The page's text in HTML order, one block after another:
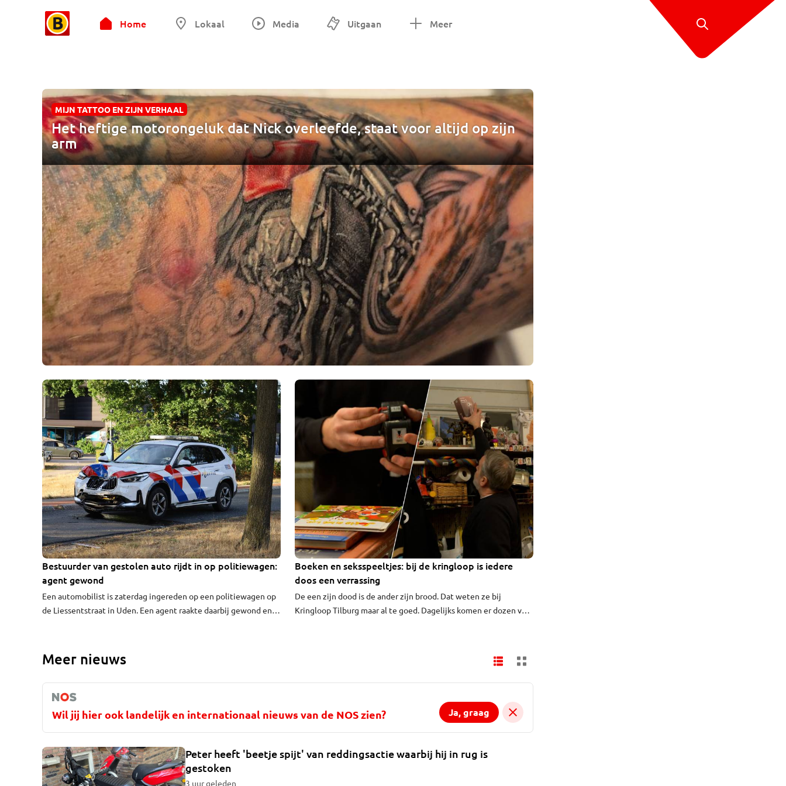
Home Lokaal Media Uitgaan Meer
MIJN TATTOO EN ZIJN VERHAAL
Het heftige motorongeluk dat Nick overleefde, staat voor altijd op zijn
arm
Bestuurder van gestolen auto rijdt in op politiewagen:
agent gewond
Een automobilist is zaterdag ingereden op een politiewagen op
de Liessentstraat in Uden. Een agent raakte daarbij gewond en is
rijden op de N264 bij Volkel.
Boeken en seksspeeltjes: bij de kringloop is iedere
doos een verrassing
De een zijn dood is de ander zijn brood. Dat weten ze bij
Kringloop Tilburg maar al te goed. Dagelijks komen er dozen vol
portemonnee met intieme foto's tegenkomen blijft wel raar."
THIJS DRAAIT MEE
Meer nieuws
Wil jij hier ook landelijk en internationaal nieuws van de NOS zien? Ja, graag
Peter heeft 'beetje spijt' van reddingsactie waarbij hij in rug is
gestoken
3 uur geleden